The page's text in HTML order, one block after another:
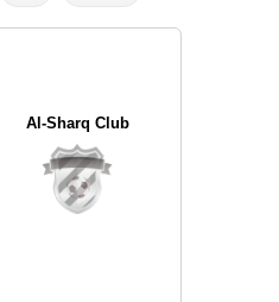
Al-Sharq Club